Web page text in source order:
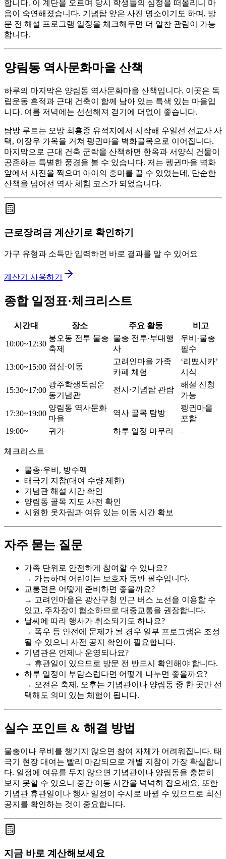
합니다. 이 계단을 오르며 당시 학생들의 심정을 떠올리니 마
음이 숙연해졌습니다. 기념탑 앞은 사진 명소이기도 하며, 방
문 전 해설 프로그램 일정을 체크해두면 더 알찬 관람이 가능
합니다.
양림동 역사문화마을 산책
하루의 마지막은 양림동 역사문화마을 산책입니다. 이곳은 독
립운동 흔적과 근대 건축이 함께 남아 있는 특색 있는 마을입
니다. 여름 저녁에는 선선해져 걷기에 더없이 좋습니다.
탐방 루트는 오방 최흥종 유적지에서 시작해 우일선 선교사 사
택, 이장우 가옥을 거쳐 펭귄마을 벽화골목으로 이어집니다.
마지막으로 근대 건축 군락을 산책하면 한옥과 서양식 건물이
공존하는 특별한 풍경을 볼 수 있습니다. 저는 펭귄마을 벽화
앞에서 사진을 찍으며 아이의 흥미를 끌 수 있었는데, 단순한
산책을 넘어선 역사 체험 코스가 되었습니다.
근로장려금 계산기로 확인하기
가구 유형과 소득만 입력하면 바로 결과를 알 수 있어요
계산기 사용하기
종합 일정표·체크리스트
시간대 장소 주요 활동 비고
10:00~12:30
봉오동 전투 물총
축제
물총 전투·부대행
사
우비·물총
필수
13:00~15:00 점심·이동
고려인마을 가족
카페 체험
‘리뾰시카’
시식
15:30~17:00
광주학생독립운
동기념관
전시·기념탑 관람
해설 신청
가능
17:30~19:00
양림동 역사문화
마을
역사 골목 탐방
펭귄마을
포함
19:00~
귀가 하루 일정 마무리 –
체크리스트
물총·우비, 방수팩
태극기 지참(대여 수량 제한)
기념관 해설 시간 확인
양림동 골목 지도 사전 확인
시원한 옷차림과 여유 있는 이동 시간 확보
자주 묻는 질문
가족 단위로 안전하게 참여할 수 있나요?
→ 가능하며 어린이는 보호자 동반 필수입니다.
교통편은 어떻게 준비하면 좋을까요?
→ 고려인마을은 광산구청 인근 버스 노선을 이용할 수
있고, 주차장이 협소하므로 대중교통을 권장합니다.
날씨에 따라 행사가 취소되기도 하나요?
→ 폭우 등 안전에 문제가 될 경우 일부 프로그램은 조정
될 수 있으니 사전 공지 확인이 필요합니다.
기념관은 언제나 운영되나요?
→ 휴관일이 있으므로 방문 전 반드시 확인해야 합니다.
하루 일정이 부담스럽다면 어떻게 나누면 좋을까요?
→ 오전은 축제, 오후는 기념관이나 양림동 중 한 곳만 선
택해도 의미 있는 체험이 됩니다.
실수 포인트 & 해결 방법
물총이나 우비를 챙기지 않으면 참여 자체가 어려워집니다. 태
극기 현장 대여는 빨리 마감되므로 개별 지참이 가장 확실합니
다. 일정에 여유를 두지 않으면 기념관이나 양림동을 충분히
보지 못할 수 있으니 중간 이동 시간을 넉넉히 잡으세요. 또한
기념관 휴관일이나 행사 일정이 수시로 바뀔 수 있으므로 최신
공지를 확인하는 것이 중요합니다.
지금 바로 계산해보세요